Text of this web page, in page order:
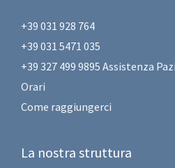
+39 031 928 764
+39 031 5471 035
+39 327 499 9895 Assistenza
Orari
Come raggiungerci
La nostra struttura